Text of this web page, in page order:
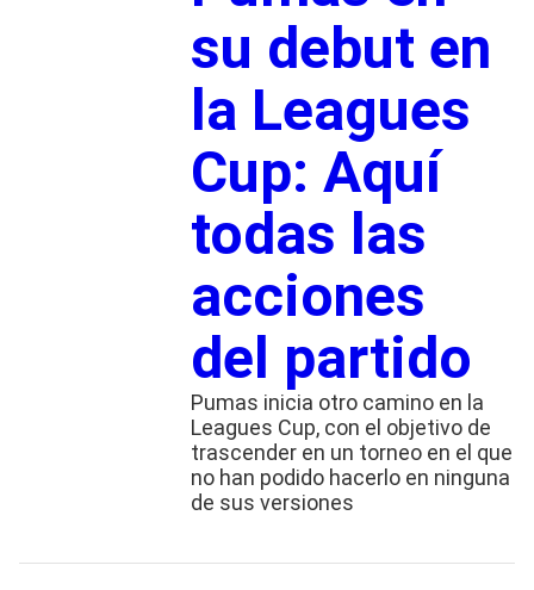
su debut en
la Leagues
Cup: Aquí
todas las
acciones
del partido
Pumas inicia otro camino en la
Leagues Cup, con el objetivo de
trascender en un torneo en el que
no han podido hacerlo en ninguna
de sus versiones